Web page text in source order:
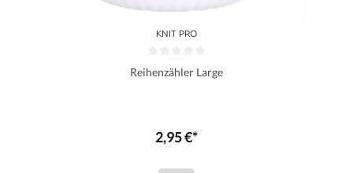
KNIT PRO
Reihenzähler Large
2,95 €*